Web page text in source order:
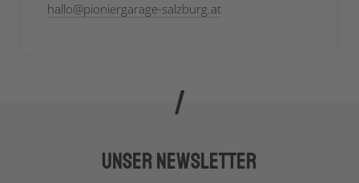
hallo@pioniergarage-salzburg.at
Unser Newsletter